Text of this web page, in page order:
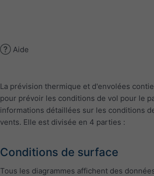
Aide
La prévision thermique et d'envolées
pour prévoir les conditions de vol pour le
informations détaillées sur les conditions
vents. Elle est divisée en 4 parties :
Conditions de surface
Tous les diagrammes affichent des